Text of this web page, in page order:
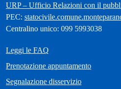
URP – Ufficio Relazioni con il
PEC:
Centralino unico: 099 5993038
Leggi le FAQ
Prenotazione appuntamento
Segnalazione disservizio